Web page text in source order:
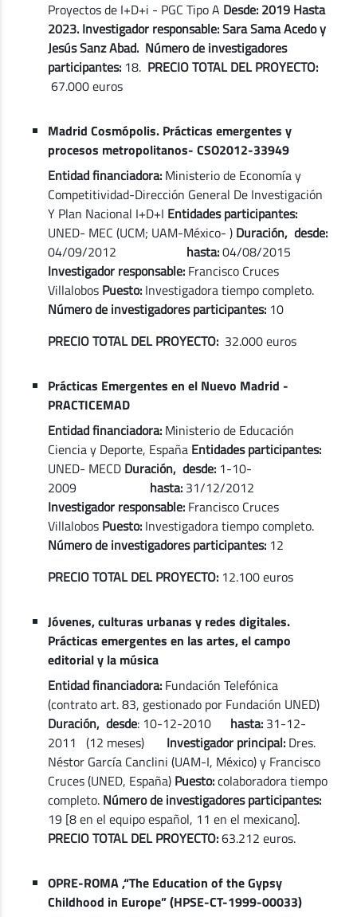
Proyectos de I+D+i - PGC Tipo A Desde: 2019 Hasta
2023. Investigador responsable: Sara Sama Acedo y
Jesús Sanz Abad. Número de investigadores
participantes: 18. PRECIO TOTAL DEL PROYECTO:
67.000 euros
Madrid Cosmópolis. Prácticas emergentes y
procesos metropolitanos- CSO2012-33949
Entidad financiadora: Ministerio de Economía y
Competitividad-Dirección General De Investigación
Y Plan Nacional I+D+I Entidades participantes:
UNED- MEC (UCM; UAM-México- ) Duración, desde:
04/09/2012 hasta:04/08/2015
Investigador responsable: Francisco Cruces
Villalobos Puesto:Investigadora tiempo completo.
Número de investigadores participantes: 10
PRECIO TOTAL DEL PROYECTO:32.000 euros
Prácticas Emergentes en el Nuevo Madrid -
PRACTICEMAD
Entidad financiadora: Ministerio de Educación
Ciencia y Deporte, España Entidades participantes:
UNED- MECD Duración, desde: 1-10-
2009
hasta: 31/12/2012
Investigador responsable: Francisco Cruces
Villalobos Puesto:Investigadora tiempo completo.
Número de investigadores participantes: 12
PRECIO TOTAL DEL PROYECTO:12.100 euros
Jóvenes, culturas urbanas y redes digitales.
Prácticas emergentes en las artes, el campo
editorial y la música
Entidad financiadora:Fundación Telefónica
(contrato art. 83, gestionado por Fundación UNED)
Duración, desde: 10-12-2010 hasta:31-12-
2011 (12 meses) Investigador principal:Dres.
Néstor García Canclini (UAM-I, México) y Francisco
Cruces (UNED, España) Puesto:colaboradora tiempo
completo. Número de investigadores participantes:
19 [8 en el equipo español, 11 en el mexicano].
PRECIO TOTAL DEL PROYECTO:63.212 euros.
OPRE-ROMA ,“The Education of the Gypsy
Childhood in Europe” (HPSE-CT-1999-00033)